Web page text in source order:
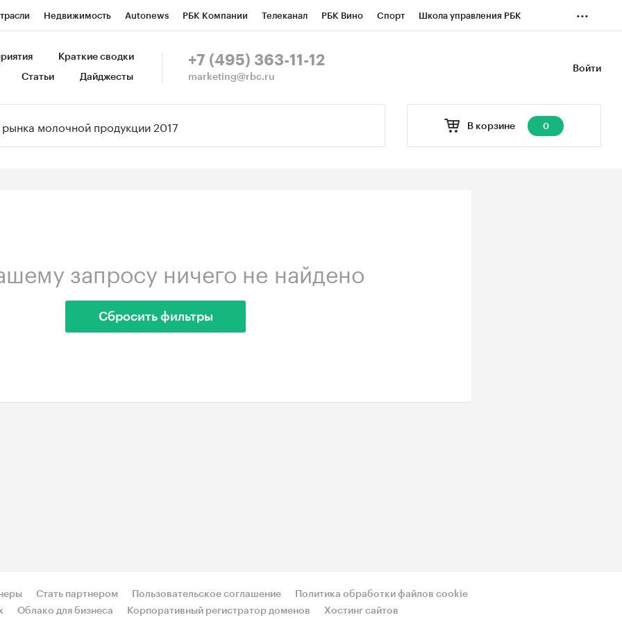
Недвижимость Autonews РБК Компании Телеканал РБК Вино Спорт Школа управления РБК
Спецпроекты СПб Конференции СПб Спецпроекты
...
Войти
Краткие сводки
Статьи Дайджесты
+7 (495) 363-11-12
marketing@rbc.ru
В корзине 0
запросу ничего не найдено
Сбросить фильтры
Стать партнером Пользовательское соглашение
Политика обработки файлов cookie
Облако для бизнеса Корпоративный регистратор доменов Хостинг сайтов